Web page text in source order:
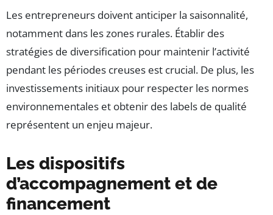
Les entrepreneurs doivent anticiper la saisonnalité,
notamment dans les zones rurales. Établir des
stratégies de diversification pour maintenir l’activité
pendant les périodes creuses est crucial. De plus, les
investissements initiaux pour respecter les normes
environnementales et obtenir des labels de qualité
représentent un enjeu majeur.
Les dispositifs
d’accompagnement et de
financement